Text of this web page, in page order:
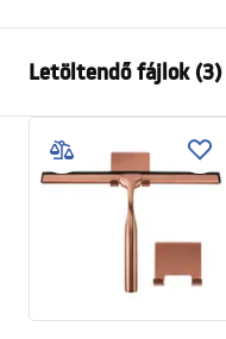
Anyag
Csaptelep típusa
Felszerelés
Magasságállítás
Min. magasság
Letöltendő fájlok (3)
Biztonsági